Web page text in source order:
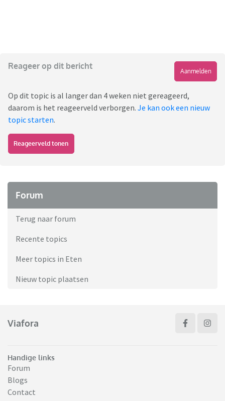
Reageer op dit bericht
Aanmelden
Op dit topic is al langer dan 4 weken niet gereageerd,
daarom is het reageerveld verborgen. Je kan ook een nieuw
topic starten.
Reageerveld tonen
Forum
Terug naar forum
Recente topics
Meer topics in Eten
Nieuw topic plaatsen
Viafora
Handige links
Forum
Blogs
Contact